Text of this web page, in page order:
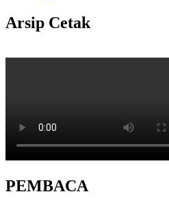
Arsip Cetak
PEMBACA